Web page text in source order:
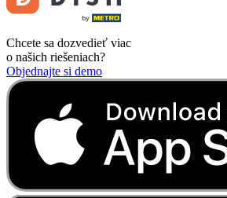
Chcete sa dozvedieť viac
o našich riešeniach?
Objednajte si demo